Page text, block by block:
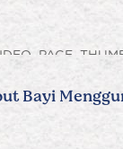
Bayi